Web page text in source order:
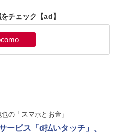
チェック 【ad】
の「スマホとお金」
ービス「d払いタッチ」、